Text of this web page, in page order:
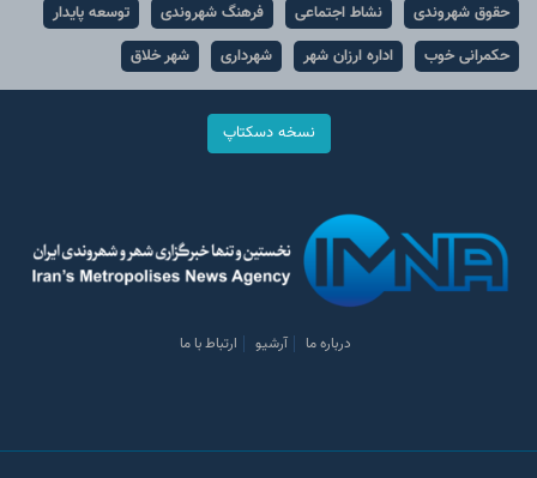
حقوق شهروندی
نشاط اجتماعی فرهنگ شهروندی
توسعه پایدار
حکمرانی خوب
اداره ارزان شهر شهرداری شهر خلاق
نسخه دسکتاپ
درباره ما آرشیو ارتباط با ما